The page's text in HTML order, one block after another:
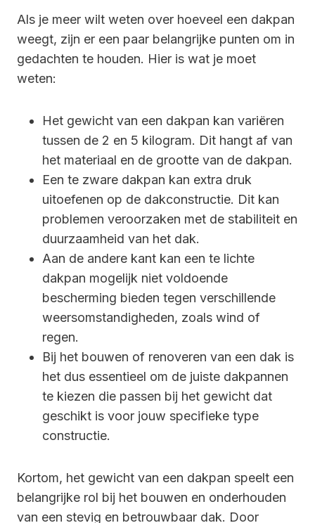
Als je meer wilt weten over hoeveel een dakpan
weegt, zijn er een paar belangrijke punten om in
gedachten te houden. Hier is wat je moet
weten:
Het gewicht van een dakpan kan variëren
tussen de 2 en 5 kilogram. Dit hangt af van
het materiaal en de grootte van de dakpan.
Een te zware dakpan kan extra druk
uitoefenen op de dakconstructie. Dit kan
problemen veroorzaken met de stabiliteit en
duurzaamheid van het dak.
Aan de andere kant kan een te lichte
dakpan mogelijk niet voldoende
bescherming bieden tegen verschillende
weersomstandigheden, zoals wind of
regen.
Bij het bouwen of renoveren van een dak is
het dus essentieel om de juiste dakpannen
te kiezen die passen bij het gewicht dat
geschikt is voor jouw specifieke type
constructie.
Kortom, het gewicht van een dakpan speelt een
belangrijke rol bij het bouwen en onderhouden
van een stevig en betrouwbaar dak. Door